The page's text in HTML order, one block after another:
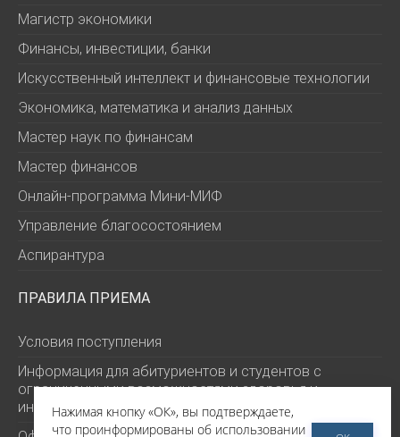
Магистр экономики
Финансы, инвестиции, банки
Искусственный интеллект и финансовые технологии
Экономика, математика и анализ данных
Мастер наук по финансам
Мастер финансов
Онлайн-программа Мини-МИФ
Управление благосостоянием
Аспирантура
ПРАВИЛА ПРИЕМА
Условия поступления
Информация для абитуриентов и студентов с
ограниченными возможностями здоровья и
инвалидовНажимая кнопку «ОК», вы подтверждаете,
что проинформированы об использовании